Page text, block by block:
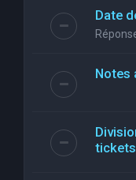
Date
Notes
tickets